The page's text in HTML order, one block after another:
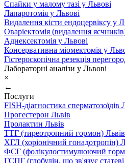
Спайки у малому тазі у Львові
Лапаротомія у Львові
Видалення кісти ендоцервіксу у
Оваріектомія (видалення
Аднексектомія у Львові
Консервативна міомектомія у
Гістероскопічна резекція
Лабораторні аналізи у Львові
×
←
Послуги
FISH-діагностика сперматозоїдів
Прогестерон Львів
Пролактин Львів
ТТГ (тиреотропний гормон) Львів
ХГЛ (хоріонічний гонадотропін)
ФСГ (фолікулостимулюючий
ГСПГ (глобулін, що зв'язує